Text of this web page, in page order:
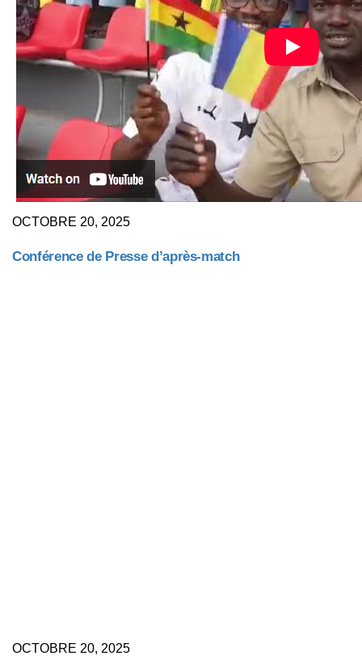
OCTOBRE 20, 2025
Conférence de Presse d’après-match
OCTOBRE 20, 2025